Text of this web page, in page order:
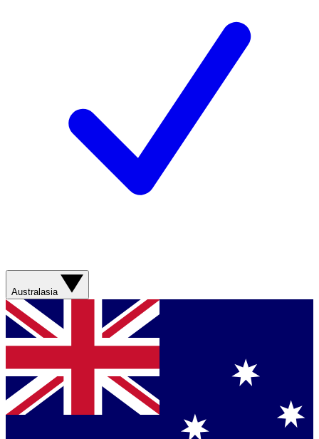
Australasia